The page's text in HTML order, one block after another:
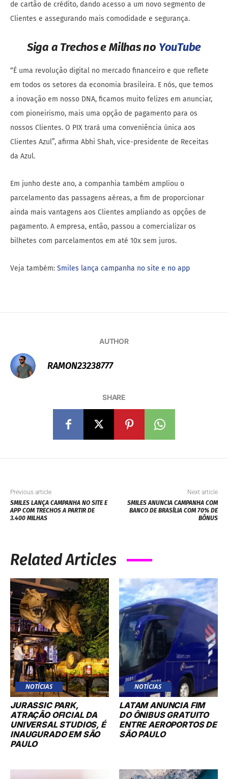
de cartão de crédito, dando acesso a um novo segmento de
Clientes e assegurando mais comodidade e segurança.
Siga a Trechos e Milhas no YouTube
“É uma revolução digital no mercado financeiro e que reflete
em todos os setores da economia brasileira. E nós, que temos
a inovação em nosso DNA, ficamos muito felizes em anunciar,
com pioneirismo, mais uma opção de pagamento para os
nossos Clientes. O PIX trará uma conveniência única aos
Clientes Azul”, afirma Abhi Shah, vice-presidente de Receitas
da Azul.
Em junho deste ano, a companhia também ampliou o
parcelamento das passagens aéreas, a fim de proporcionar
ainda mais vantagens aos Clientes ampliando as opções de
pagamento. A empresa, então, passou a comercializar os
bilhetes com parcelamentos em até 10x sem juros.
Veja também: Smiles lança campanha no site e no app
AUTHOR
RAMON23238777
SHARE
Previous article
SMILES LANÇA CAMPANHA NO SITE E
APP COM TRECHOS A PARTIR DE
3.400 MILHAS
Next article
SMILES ANUNCIA CAMPANHA COM
BANCO DE BRASÍLIA COM 70% DE
BÔNUS
Related Articles
NOTÍCIAS
JURASSIC PARK,
ATRAÇÃO OFICIAL DA
UNIVERSAL STUDIOS, É
INAUGURADO EM SÃO
PAULO
NOTÍCIAS
LATAM ANUNCIA FIM
DO ÔNIBUS GRATUITO
ENTRE AEROPORTOS DE
SÃO PAULO